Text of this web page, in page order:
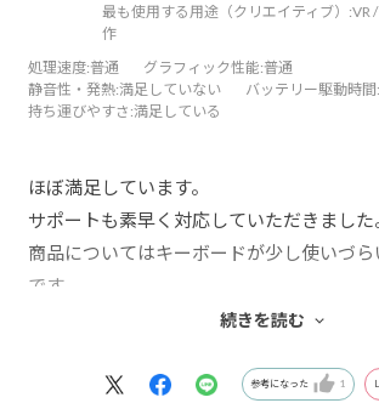
最も使用する用途（クリエイティブ）:VR
作
処理速度:普通 グラフィック性能:普通
静音性・発熱:満足していない バッテリー駆動時間
持ち運びやすさ :満足している
ほぼ満足しています。
サポートも素早く対応していただきました
商品についてはキーボードが少し使いづ
です。
ただカーソルキーのレイアウトは気に入っ
またサービス面で難を言えば登録するのが
続きを読む
参考になった 1